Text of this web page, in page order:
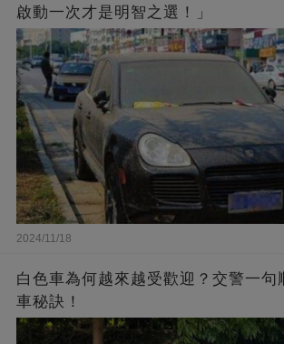
啟動一次才是明智之選！」
2024/11/18
白色車為何越來越受歡迎？交警一句
車秘訣！